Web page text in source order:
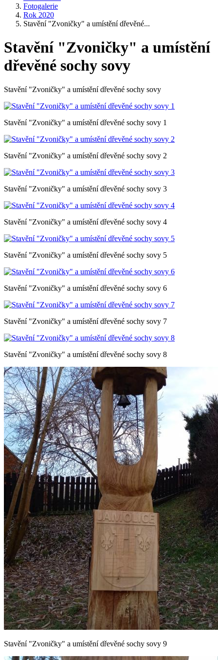
Fotogalerie
Rok 2020
Stavění "Zvoničky" a umístění dřevěné...
Stavění "Zvoničky" a umístění
dřevěné sochy sovy
Stavění "Zvoničky" a umístění dřevěné sochy sovy
Stavění "Zvoničky" a umístění dřevěné sochy sovy 1
Stavění "Zvoničky" a umístění dřevěné sochy sovy 2
Stavění "Zvoničky" a umístění dřevěné sochy sovy 3
Stavění "Zvoničky" a umístění dřevěné sochy sovy 4
Stavění "Zvoničky" a umístění dřevěné sochy sovy 5
Stavění "Zvoničky" a umístění dřevěné sochy sovy 6
Stavění "Zvoničky" a umístění dřevěné sochy sovy 7
Stavění "Zvoničky" a umístění dřevěné sochy sovy 8
Stavění "Zvoničky" a umístění dřevěné sochy sovy 9